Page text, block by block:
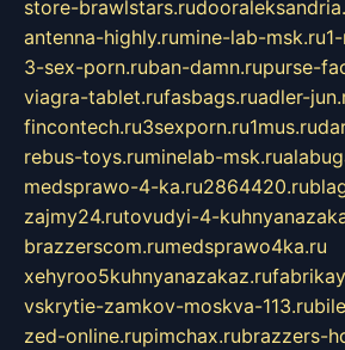
store-brawlstars.ru
antenna-highly.rumine-lab-msk.ru
3-sex-porn.ruban-damn.rupurse-
viagra-tablet.rufasbags.ruadler-
fincontech.ru3sexporn.ru1mus.ru
rebus-toys.ruminelab-msk.ru
medsprawo-4-ka.ru2864420.ru
zajmy24.rutovudyi-4-
brazzerscom.rumedsprawo4ka.ru
xehyroo5kuhnyanazakaz.ru
vskrytie-zamkov-moskva-113.ru
zed-online.rupimchax.rubrazzers-